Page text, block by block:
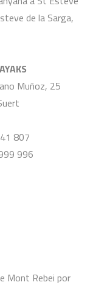
de la Sarga,
Muñoz, 25
807
996
Mont Rebei por